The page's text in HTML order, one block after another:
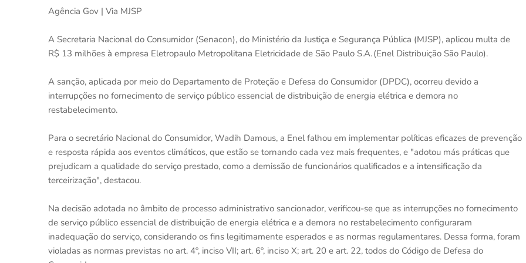
Agência Gov | Via MJSP
A Secretaria Nacional do Consumidor (Senacon), do Ministério da Justiça e Segurança Pública (MJSP), aplicou multa de
R$ 13 milhões à empresa Eletropaulo Metropolitana Eletricidade de São Paulo S.A. (Enel Distribuição São Paulo).
A sanção, aplicada por meio do Departamento de Proteção e Defesa do Consumidor (DPDC), ocorreu devido a
interrupções no fornecimento de serviço público essencial de distribuição de energia elétrica e demora no
restabelecimento.
Para o secretário Nacional do Consumidor, Wadih Damous, a Enel falhou em implementar políticas eficazes de prevenção
e resposta rápida aos eventos climáticos, que estão se tornando cada vez mais frequentes, e "adotou más práticas que
prejudicam a qualidade do serviço prestado, como a demissão de funcionários qualificados e a intensificação da
terceirização", destacou.
Na decisão adotada no âmbito de processo administrativo sancionador, verificou-se que as interrupções no fornecimento
de serviço público essencial de distribuição de energia elétrica e a demora no restabelecimento configuraram
inadequação do serviço, considerando os fins legitimamente esperados e as normas regulamentares. Dessa forma, foram
violadas as normas previstas no art. 4º, inciso VII; art. 6º, inciso X; art. 20 e art. 22, todos do Código de Defesa do